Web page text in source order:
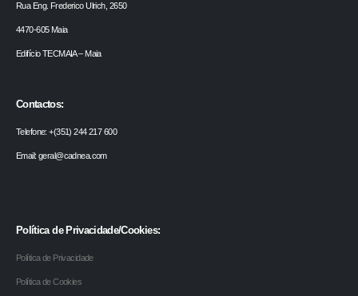
Rua Eng. Frederico Ulrich, 2650
4470-605 Maia
Edifício TECMAIA – Maia
Contactos:
Telefone: +(351) 244 217 600
Email: geral@cadnea.com
Política de Privacidade/Cookies:
Política de Privacidade
Política de Cookies